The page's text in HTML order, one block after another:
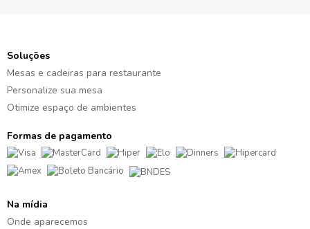
Soluções
Mesas e cadeiras para restaurante
Personalize sua mesa
Otimize espaço de ambientes
Formas de pagamento
Na mídia
Onde aparecemos